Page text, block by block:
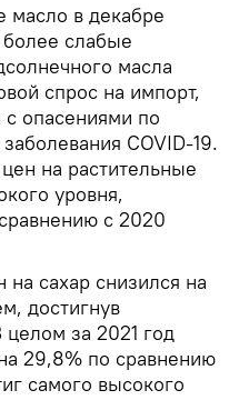
масло в декабре
слабые
масла
спрос на импорт,
опасениями по
COVID-19.
на растительные
уровня,
с 2020
на сахар снизился на
достигнув
за 2021 год
29,8% по сравнению
самого высокого